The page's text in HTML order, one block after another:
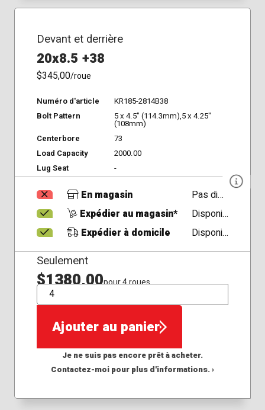
Devant et derrière
20x8.5 +38
$345,00/roue
Numéro d'article
KR185-2814B38
Bolt Pattern
5 x 4.5" (114.3mm),5 x 4.25"
(108mm)
Centerbore
73
Load Capacity
2000.00
Lug Seat
-
En magasin
Pas disponible
Expédier au magasin*
Disponible
Expédier à domicile
Disponible
Seulement
$1380,00pour 4 roues
QTÉ
Ajouter au panier
Je ne suis pas encore prêt à acheter.
Contactez-moi pour plus d'informations. ›